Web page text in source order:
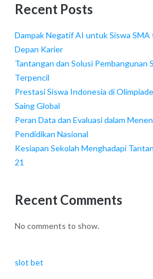
Recent Posts
Dampak Negatif AI untuk Siswa SMA
Depan Karier
Tantangan dan Solusi Pembangunan
Terpencil
Prestasi Siswa Indonesia di
Saing Global
Peran Data dan Evaluasi dalam
Pendidikan Nasional
Kesiapan Sekolah Menghadapi
21
Recent Comments
No comments to show.
slot bet